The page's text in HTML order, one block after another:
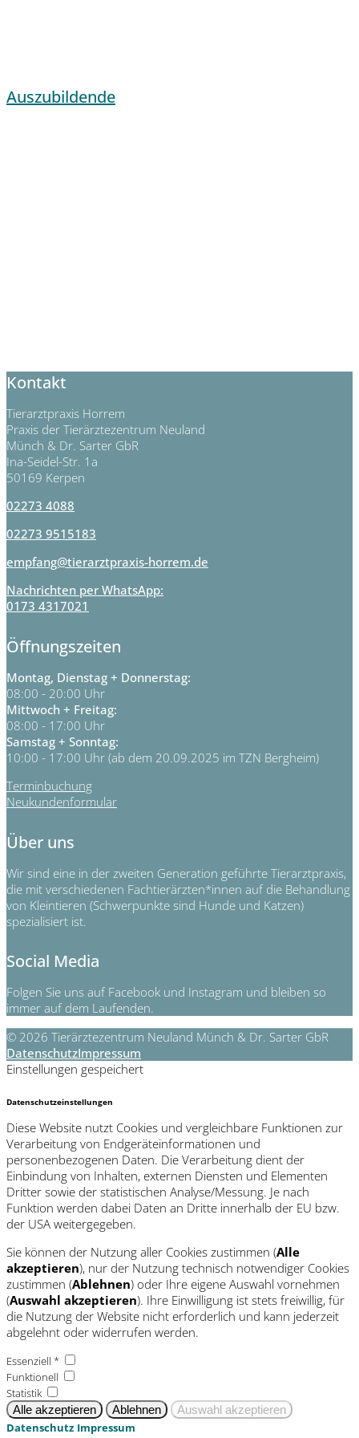
Auszubildende
Kontakt
Tierarztpraxis Horrem
Praxis der Tierärztezentrum Neuland
Münch & Dr. Sarter GbR
Ina-Seidel-Str. 1a
50169 Kerpen
02273 4088
02273 9515183
empfang@tierarztpraxis-horrem.de
Nachrichten per WhatsApp:
0173 4317021
Öffnungszeiten
Montag, Dienstag + Donnerstag:
08:00 - 20:00 Uhr
Mittwoch + Freitag:
08:00 - 17:00 Uhr
Samstag + Sonntag:
10:00 - 17:00 Uhr (ab dem 20.09.2025 im TZN Bergheim)
Terminbuchung
Neukundenformular
Über uns
Wir sind eine in der zweiten Generation geführte Tierarztpraxis,
die mit verschiedenen Fachtierärzten*innen auf die Behandlung
von Kleintieren (Schwerpunkte sind Hunde und Katzen)
spezialisiert ist.
Social Media
Folgen Sie uns auf Facebook und Instagram und bleiben so
immer auf dem Laufenden.
© 2026 Tierärztezentrum Neuland Münch & Dr. Sarter GbR
DatenschutzImpressum
Einstellungen gespeichert
Datenschutzeinstellungen
Diese Website nutzt Cookies und vergleichbare Funktionen zur
Verarbeitung von Endgeräteinformationen und
personenbezogenen Daten. Die Verarbeitung dient der
Einbindung von Inhalten, externen Diensten und Elementen
Dritter sowie der statistischen Analyse/Messung. Je nach
Funktion werden dabei Daten an Dritte innerhalb der EU bzw.
der USA weitergegeben.
Sie können der Nutzung aller Cookies zustimmen (Alle
akzeptieren), nur der Nutzung technisch notwendiger Cookies
zustimmen (Ablehnen) oder Ihre eigene Auswahl vornehmen
(Auswahl akzeptieren). Ihre Einwilligung ist stets freiwillig, für
die Nutzung der Website nicht erforderlich und kann jederzeit
abgelehnt oder widerrufen werden.
Essenziell *
Funktionell
Statistik
Datenschutz Impressum